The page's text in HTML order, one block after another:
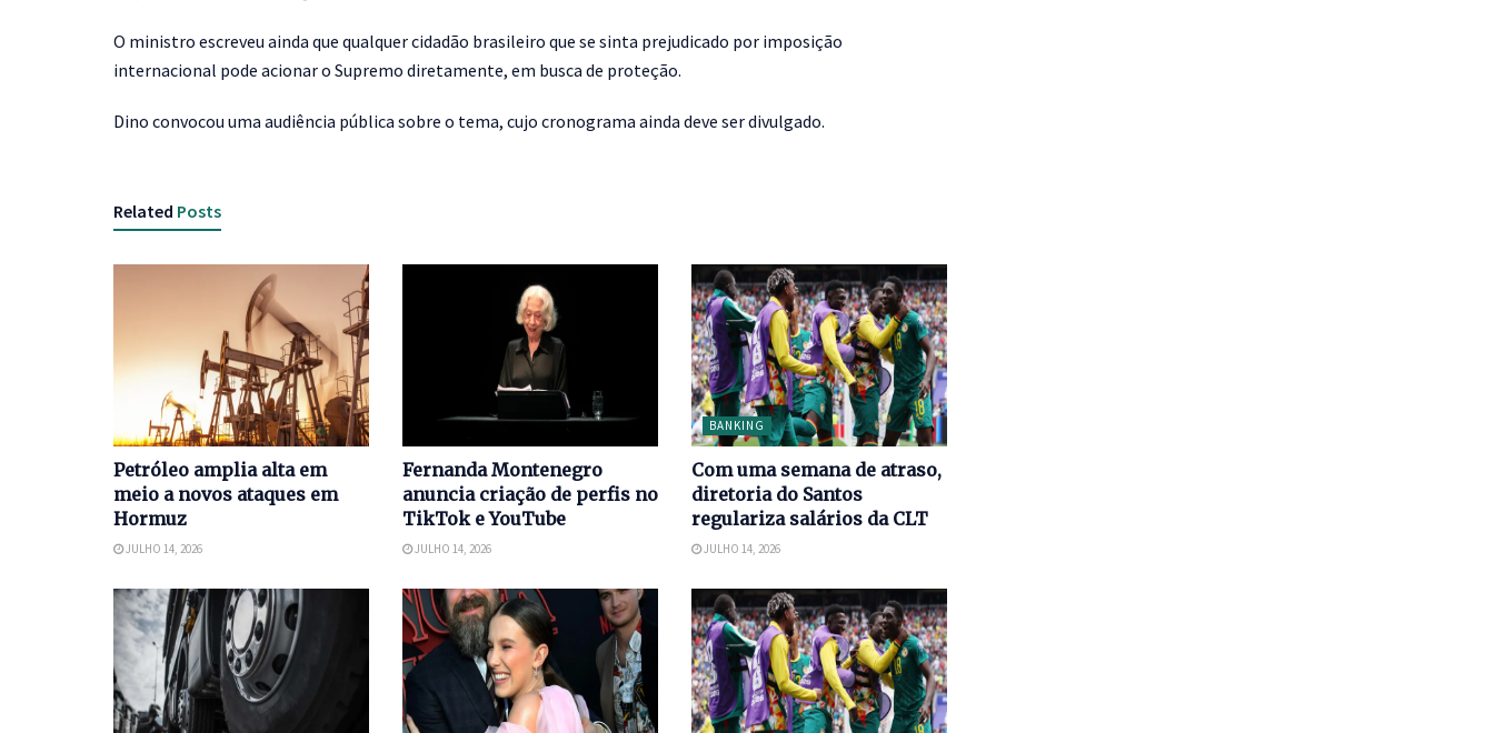
O ministro escreveu ainda que qualquer cidadão brasileiro que se sinta prejudicado por imposição
internacional pode acionar o Supremo diretamente, em busca de proteção.
Dino convocou uma audiência pública sobre o tema, cujo cronograma ainda deve ser divulgado.
Related Posts
Petróleo amplia alta em
meio a novos ataques em
Hormuz
JULHO 14, 2026
Fernanda Montenegro
anuncia criação de perfis no
TikTok e YouTube
JULHO 14, 2026
BANKING
Com uma semana de atraso,
diretoria do Santos
regulariza salários da CLT
JULHO 14, 2026